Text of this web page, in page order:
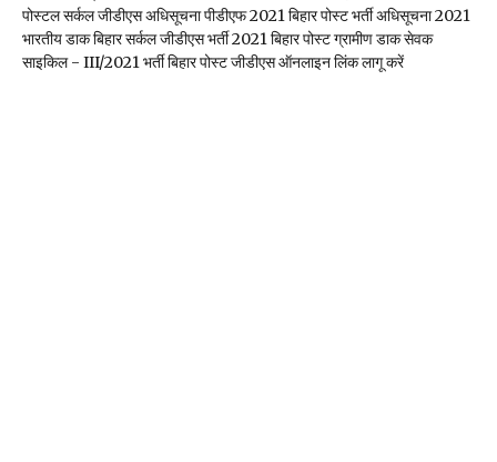
पोस्टल सर्कल जीडीएस अधिसूचना पीडीएफ 2021 बिहार पोस्ट भर्ती अधिसूचना 2021
भारतीय डाक बिहार सर्कल जीडीएस भर्ती 2021 बिहार पोस्ट ग्रामीण डाक सेवक
साइकिल - III/2021 भर्ती बिहार पोस्ट जीडीएस ऑनलाइन लिंक लागू करें